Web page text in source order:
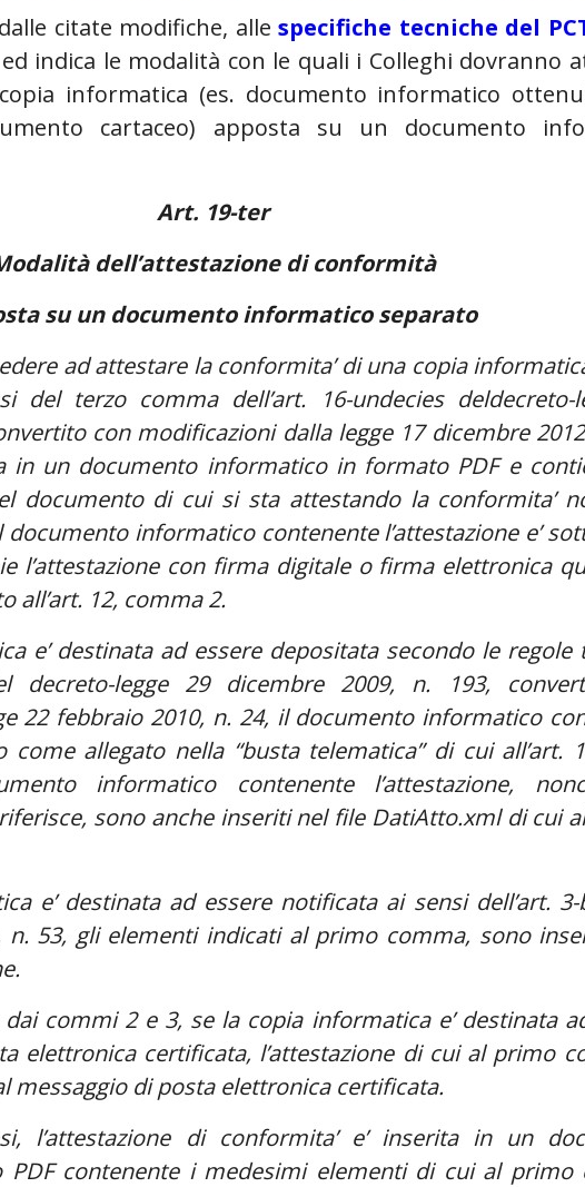
citate modifiche, allespecifiche tecniche del
indica le modalità con le quali i Colleghi dovranno
informatica (es. documento informatico
cartaceo) apposta su un documento
Art. 19-ter
dell’attestazione di conformità
su un documento informatico separato
ad attestare la conformita’ di una copia
del terzo comma dell’art. 16-undecies deldecreto-
con modificazioni dalla legge 17 dicembre
in un documento informatico in formato PDF e
documento di cui si sta attestando la conformita’
informatico contenente l’attestazione e’
l’attestazione con firma digitale o firma elettronica
all’art. 12, comma 2.
e’ destinata ad essere depositata secondo le regole
decreto-legge 29 dicembre 2009, n. 193,
22 febbraio 2010, n. 24, il documento informatico
come allegato nella “busta telematica” di cui all’art.
informatico contenente l’attestazione,
sono anche inseriti nel file DatiAtto.xml di cui
e’ destinata ad essere notificata ai sensi dell’art.
n. 53, gli elementi indicati al primo comma, sono
commi 2 e 3, se la copia informatica e’ destinata
elettronica certificata, l’attestazione di cui al primo
messaggio di posta elettronica certificata.
l’attestazione di conformita’ e’ inserita in un
contenente i medesimi elementi di cui al primo